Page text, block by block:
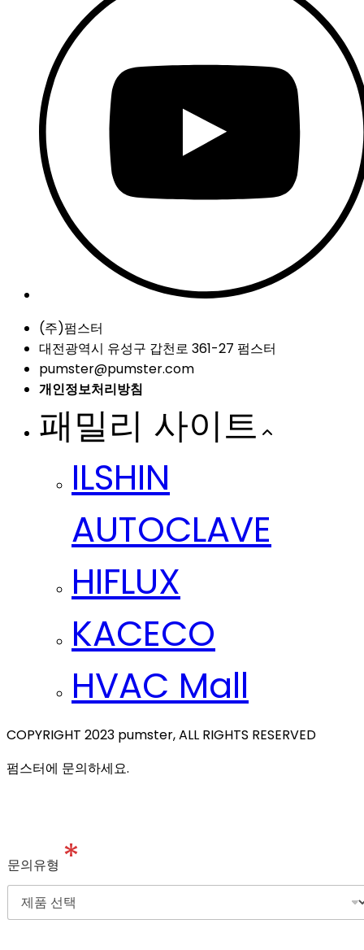
(주)펌스터
대전광역시 유성구 갑천로 361-27 펌스터
pumster@pumster.com
개인정보처리방침
패밀리 사이트
ILSHIN
AUTOCLAVE
HIFLUX
KACECO
HVAC Mall
COPYRIGHT 2023 pumster, ALL RIGHTS RESERVED
펌스터에 문의하세요.
문의유형 *